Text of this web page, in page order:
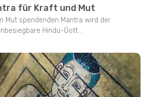
für Kraft und Mut
Mut spendenden Mantra wird der
Hindu-Gott...